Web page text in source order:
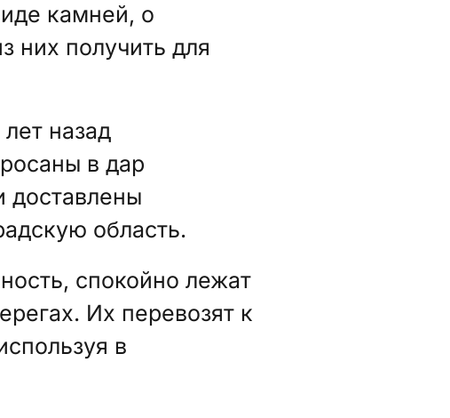
камней, о
них получить для
назад
в дар
доставлены
область.
спокойно лежат
Их перевозят к
в